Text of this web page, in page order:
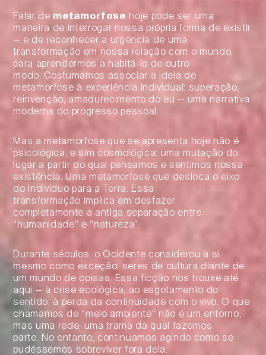
Falar de metamorfose hoje pode ser uma
maneira de interrogar nossa própria forma de existir
— e de reconhecer a urgência de uma
transformação em nossa relação com o mundo,
para aprendermos a habitá-lo de outro
modo. Costumamos associar a ideia de
metamorfose à experiência individual: superação,
reinvenção, amadurecimento do eu — uma narrativa
moderna do progresso pessoal.
Mas a metamorfose que se apresenta hoje não é
psicológica, e sim cosmológica: uma mutação do
lugar a partir do qual pensamos e sentimos nossa
existência. Uma metamorfose que desloca o eixo
do indivíduo para a Terra. Essa
transformação implica em desfazer
completamente a antiga separação entre
“humanidade” e “natureza”.
Durante séculos, o Ocidente considerou a si
mesmo como exceção: seres de cultura diante de
um mundo de coisas. Essa ficção nos trouxe até
aqui — à crise ecológica, ao esgotamento do
sentido, à perda da continuidade com o vivo. O que
chamamos de “meio ambiente” não é um entorno,
mas uma rede, uma trama da qual fazemos
parte. No entanto, continuamos agindo como se
pudéssemos sobreviver fora dela.